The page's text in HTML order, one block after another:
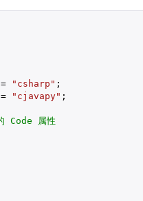
"csharp" ;
"cjavapy" ;
Code 属性